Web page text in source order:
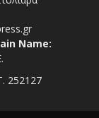
Name:
252127